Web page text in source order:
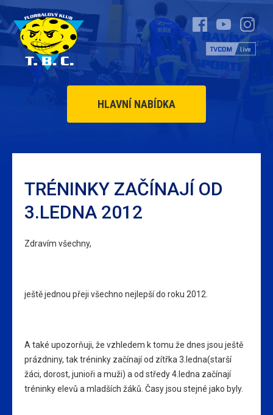
HLAVNÍ NABÍDKA
TRÉNINKY ZAČÍNAJÍ OD
3.LEDNA 2012
Zdravím všechny,
ještě jednou přeji všechno nejlepší do roku 2012.
A také upozorňuji, že vzhledem k tomu že dnes jsou ještě
prázdniny, tak tréninky začínají od zítřka 3.ledna(starší
žáci, dorost, junioři a muži) a od středy 4.ledna začínají
tréninky elevů a mladších žáků. Časy jsou stejné jako byly.